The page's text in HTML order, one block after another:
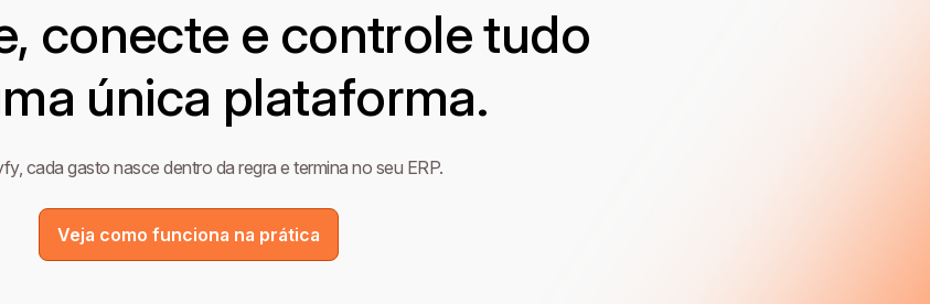
conecte e controle tudo
única plataforma.
cada gasto nasce dentro da regra e termina no seu ERP.
Veja como funciona na prática